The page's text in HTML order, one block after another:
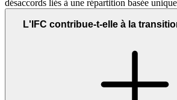
désaccords liés à une répartition basée
L'IFC contribue-t-elle à la